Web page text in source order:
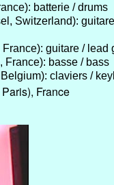
batterie / drums
Switzerland):
guitare / lead
France): basse / bass
claviers /
France